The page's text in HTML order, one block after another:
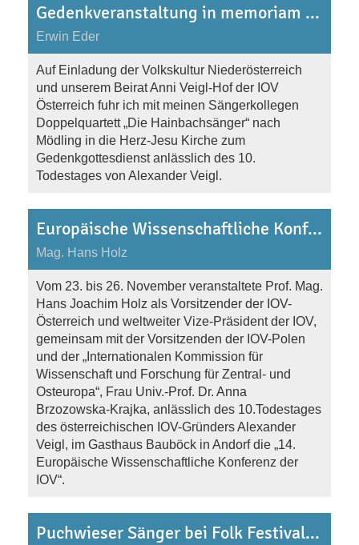
Gedenkveranstaltung in memoriam Alexander Veigl am 1.12.2017 in Mödling
Erwin Eder
Auf Einladung der Volkskultur Niederösterreich
und unserem Beirat Anni Veigl-Hof der IOV
Österreich fuhr ich mit meinen Sängerkollegen
Doppelquartett „Die Hainbachsänger“ nach
Mödling in die Herz-Jesu Kirche zum
Gedenkgottesdienst anlässlich des 10.
Todestages von Alexander Veigl.
Europäische Wissenschaftliche Konferenz der IOV in Andorf vom 23.-26.11.2017
Mag. Hans Holz
Vom 23. bis 26. November veranstaltete Prof. Mag.
Hans Joachim Holz als Vorsitzender der IOV-
Österreich und weltweiter Vize-Präsident der IOV,
gemeinsam mit der Vorsitzenden der IOV-Polen
und der „Internationalen Kommission für
Wissenschaft und Forschung für Zentral- und
Osteuropa“, Frau Univ.-Prof. Dr. Anna
Brzozowska-Krajka, anlässlich des 10.Todestages
des österreichischen IOV-Gründers Alexander
Veigl, im Gasthaus Bauböck in Andorf die „14.
Europäische Wissenschaftliche Konferenz der
IOV“.
Puchwieser Sänger bei Folk Festival in Griechenland vom 24.-29.8.2017